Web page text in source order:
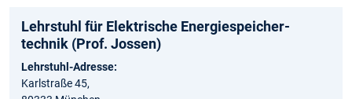
Lehrstuhl für Elektrische Energie­speicher­
technik (Prof. Jossen)
Lehrstuhl-Adresse:
Karlstraße 45,